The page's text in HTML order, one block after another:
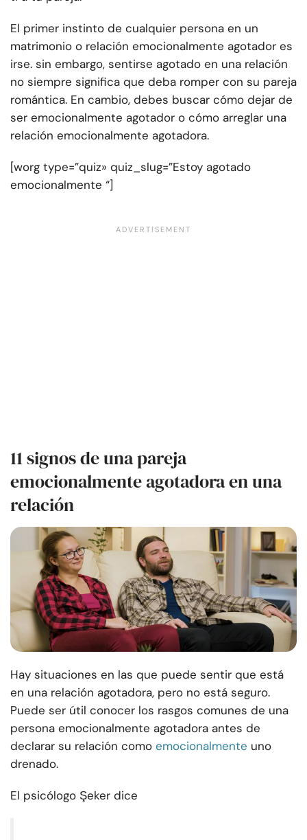
El primer instinto de cualquier persona en un
matrimonio o relación emocionalmente agotador es
irse. sin embargo, sentirse agotado en una relación
no siempre significa que deba romper con su pareja
romántica. En cambio, debes buscar cómo dejar de
ser emocionalmente agotador o cómo arreglar una
relación emocionalmente agotadora.
[worg type=”quiz» quiz_slug=”Estoy agotado
emocionalmente “]
11 signos de una pareja
emocionalmente agotadora en una
relación
Hay situaciones en las que puede sentir que está
en una relación agotadora, pero no está seguro.
Puede ser útil conocer los rasgos comunes de una
persona emocionalmente agotadora antes de
declarar su relación como emocionalmente uno
drenado.
El psicólogo Şeker dice